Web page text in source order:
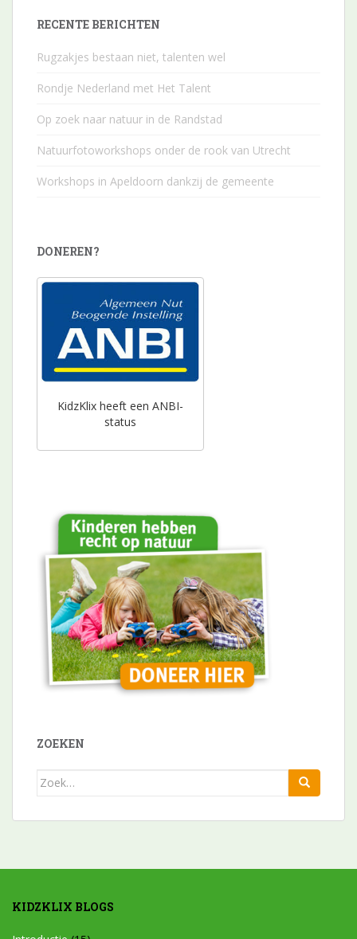
RECENTE BERICHTEN
Rugzakjes bestaan niet, talenten wel
Rondje Nederland met Het Talent
Op zoek naar natuur in de Randstad
Natuurfotoworkshops onder de rook van Utrecht
Workshops in Apeldoorn dankzij de gemeente
DONEREN?
KidzKlix heeft een ANBI-
status
ZOEKEN
Zoek
KIDZKLIX BLOGS